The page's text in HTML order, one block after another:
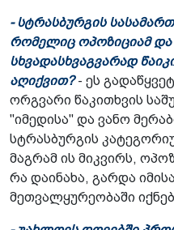
- სტრასბურგის
რომელიც ოპოზიციამ
სხვადასხვაგვარად
აღიქვით?- ეს
ორგვარი წაკითხვის
"იმედისა" და ვანო
სტრასბურგის
მაგრამ ის მიკვირს,
რა დაინახა, გარდა
მეთვალყურეობაში